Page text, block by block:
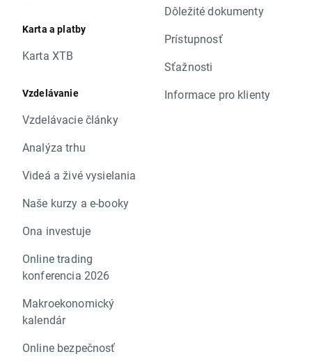
Karta a platby
Karta XTB
Vzdelávanie
Vzdelávacie články
Analýza trhu
Videá a živé vysielania
Naše kurzy a e-booky
Ona investuje
Online trading
konferencia 2026
Makroekonomický
kalendár
Online bezpečnosť
Dôležité dokumenty
Prístupnosť
Sťažnosti
Informace pro klienty